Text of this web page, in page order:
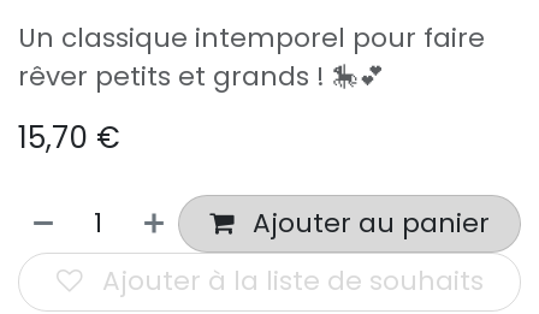
Un classique intemporel pour faire
rêver petits et grands ! 🎠💕
15,70 €
Ajouter au panier
Ajouter à la liste de souhaits